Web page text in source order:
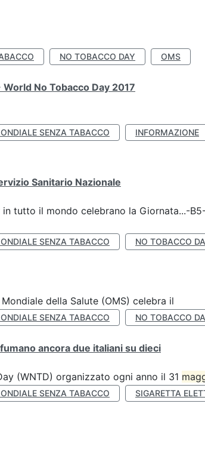
NO TOBACCO DAY OMS
No Tobacco Day 2017
SENZA TABACCO INFORMAZIONE
Sanitario Nazionale
in tutto il mondo celebrano la Giornata...-
SENZA TABACCO NO TOBACCO
Mondiale della Salute (OMS) celebra il
SENZA TABACCO NO TOBACCO
ancora due italiani su dieci
(WNTD) organizzato ogni anno il 31
SENZA TABACCO
SIGARETTA